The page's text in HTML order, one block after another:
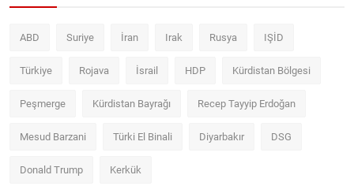
ABD Suriye İran Irak Rusya IŞİD
Türkiye Rojava İsrail HDP Kürdistan Bölgesi
Peşmerge Kürdistan Bayrağı Recep Tayyip Erdoğan
Mesud Barzani Türki El Binali Diyarbakır DSG
Donald Trump Kerkük